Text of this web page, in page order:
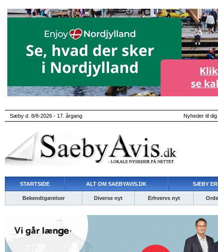
Sæby d. 8/8-2026 - 17. årgang Nyheder til
STARTSIDE ALT OM SAEBYAVIS.DK SÆBY
Bekendtgørelser Diverse nyt Erhvervs nyt